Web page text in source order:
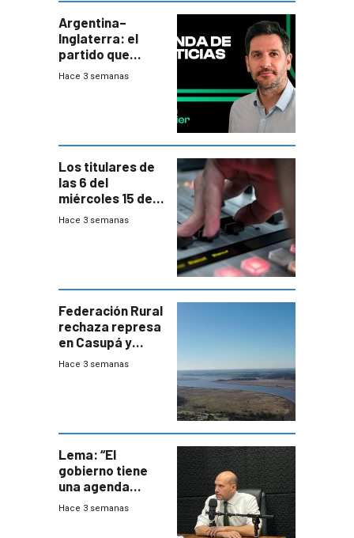
departamental
Argentina–
Inglaterra: el
partido que
nunca termina
Hace 3 semanas
Los titulares de
las 6 del
miércoles 15 de
julio de 2026
Hace 3 semanas
Federación Rural
rechaza represa
en Casupá y
firma demanda
Hace 3 semanas
Lema: “El
gobierno tiene
una agenda
destructiva”
Hace 3 semanas